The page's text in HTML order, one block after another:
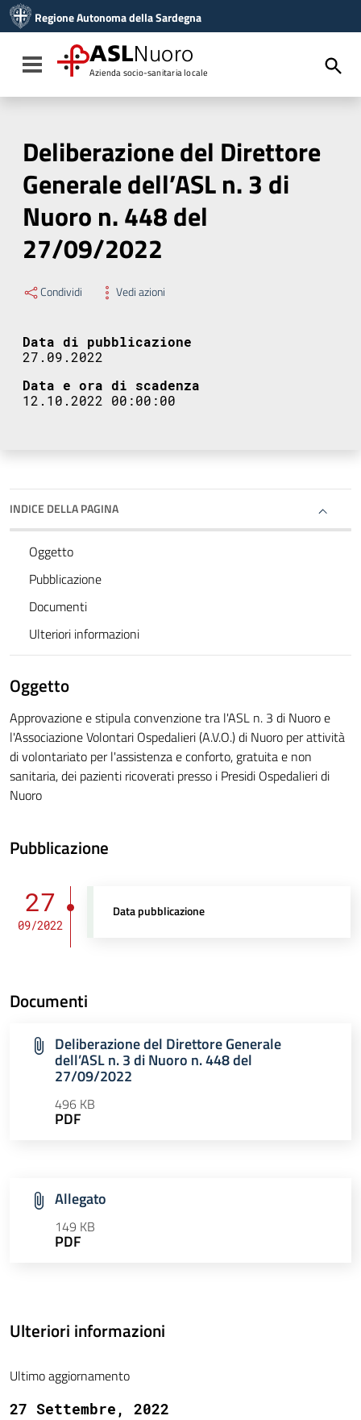
Vai al menu di navigazione
Vai al footer
Regione Autonoma della Sardegna
Toggle navigation
ASLNuoro
Azienda socio-sanitaria locale
Deliberazione del Direttore
Generale dell’ASL n. 3 di
Nuoro n. 448 del
27/09/2022
Condividi Vedi azioni
Data di pubblicazione
27.09.2022
Data e ora di scadenza
12.10.2022 00:00:00
INDICE DELLA PAGINA
Oggetto
Pubblicazione
Documenti
Ulteriori informazioni
Oggetto
Approvazione e stipula convenzione tra l'ASL n. 3 di Nuoro e
l'Associazione Volontari Ospedalieri (A.V.O.) di Nuoro per attività
di volontariato per l'assistenza e conforto, gratuita e non
sanitaria, dei pazienti ricoverati presso i Presidi Ospedalieri di
Nuoro
Pubblicazione
27
09/2022
Data pubblicazione
Documenti
Deliberazione del Direttore Generale
dell’ASL n. 3 di Nuoro n. 448 del
27/09/2022
496 KB
PDF
Allegato
149 KB
PDF
Ulteriori informazioni
Ultimo aggiornamento
27 Settembre, 2022